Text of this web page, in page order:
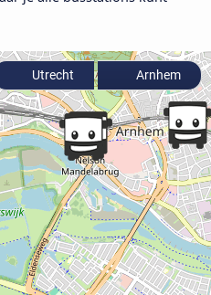
Utrecht Arnhem